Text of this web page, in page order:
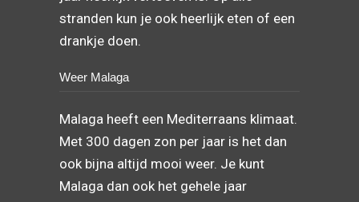
Malaga heeft een Mediterraans klimaat.
Met 300 dagen zon per jaar is het dan
Malaga dan ook het gehele jaar
bezoeken zonder in de regen te hoeven
lopen. Alleen dat maakt Malaga al een
prima bestemming voor jouw
stedentrip.